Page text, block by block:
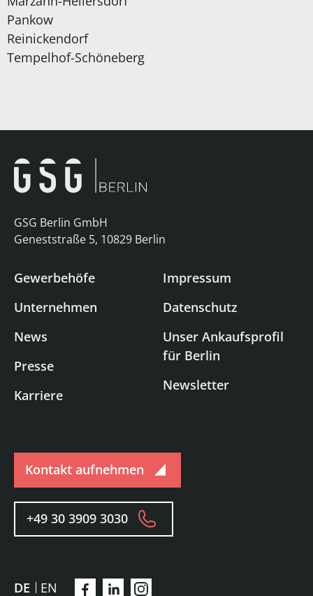
Pankow
Reinickendorf
Tempelhof-Schöneberg
GSG Berlin GmbH
Geneststraße 5, 10829 Berlin
Gewerbehöfe
Unternehmen
News
Presse
Karriere
Impressum
Datenschutz
Unser Ankaufsprofil
für Berlin
Newsletter
Kontakt aufnehmen
+49 30 3909 3030
DE EN